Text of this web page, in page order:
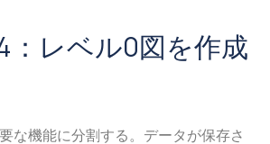
：レベル0図を作成
な機能に分割する。データが保存さ